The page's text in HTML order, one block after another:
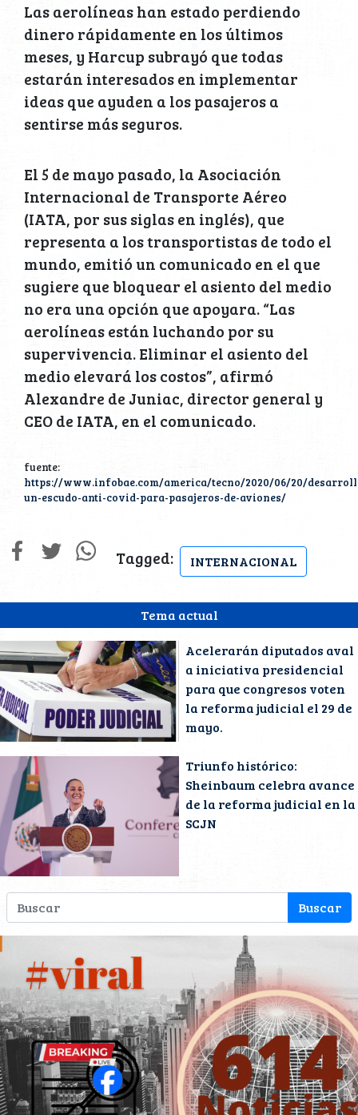
Tema actual
Acelerarán diputados aval
a iniciativa presidencial
para que congresos voten
la reforma judicial el 29 de
mayo.
Triunfo histórico:
Sheinbaum celebra avance
de la reforma judicial en la
SCJN
Las aerolíneas han estado perdiendo
dinero rápidamente en los últimos
meses, y Harcup subrayó que todas
estarán interesados en implementar
ideas que ayuden a los pasajeros a
sentirse más seguros.
El 5 de mayo pasado, la Asociación
Internacional de Transporte Aéreo
(IATA, por sus siglas en inglés), que
representa a los transportistas de todo el
mundo, emitió un comunicado en el que
sugiere que bloquear el asiento del medio
no era una opción que apoyara. “Las
aerolíneas están luchando por su
supervivencia. Eliminar el asiento del
medio elevará los costos”, afirmó
Alexandre de Juniac, director general y
CEO de IATA, en el comunicado.
fuente:
https://www.infobae.com/america/tecno/2020/06/20/
un-escudo-anti-covid-para-pasajeros-de-aviones/
Tagged: INTERNACIONAL